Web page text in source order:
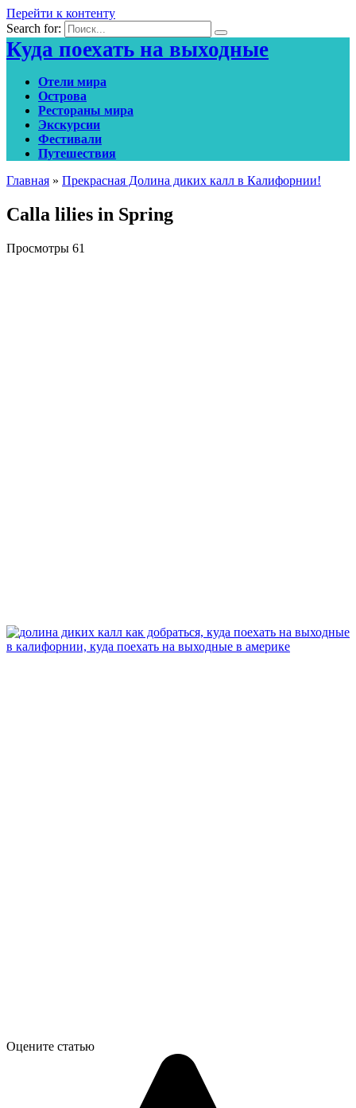
Перейти к контенту
Search for:
Куда поехать на выходные
Отели мира
Острова
Рестораны мира
Экскурсии
Фестивали
Путешествия
Главная » Прекрасная Долина диких калл в Калифорнии!
Calla lilies in Spring
Просмотры 61
Оцените статью